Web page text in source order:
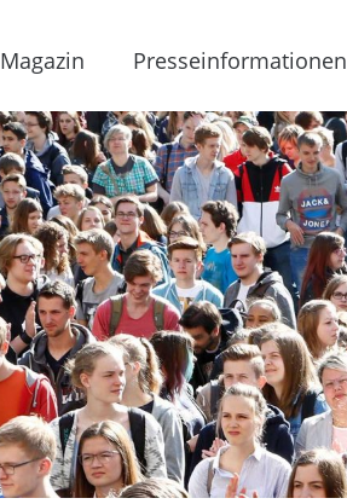
Magazin Presseinformationen